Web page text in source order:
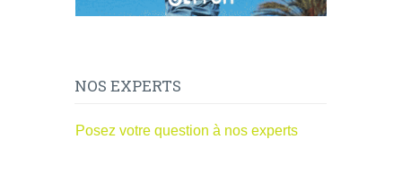
NOS EXPERTS
Posez votre question à nos experts